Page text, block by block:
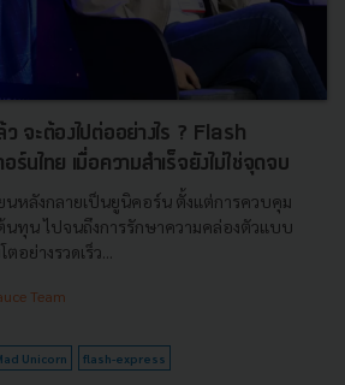
จะต้องไปต่ออย่างไร ? Flash
นไทย เมื่อความสำเร็จยังไม่ใช่จุดจบ
นหลังกลายเป็นยูนิคอร์น ตั้งแต่การควบคุม
นทุน ไปจนถึงการรักษาความคล่องตัวแบบ
ย่างรวดเร็ว...
Team
Unicorn flash-express